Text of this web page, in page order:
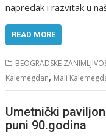
napredak i razvitak u
READ MORE
BEOGRADSKE
Kalemegdan, Mali
Umetnički
puni 90.godina